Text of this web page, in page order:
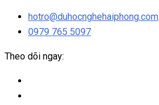
hotro@duhocnghehaiphong.com
0979 765 5097
Theo dõi ngay: